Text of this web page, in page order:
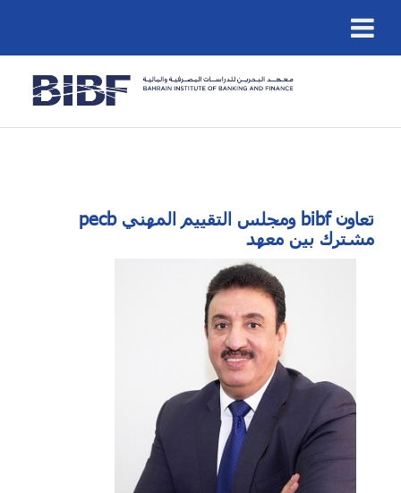
pecb ومجلس التقييم المهني bibf تعاون
مشترك بين معهد